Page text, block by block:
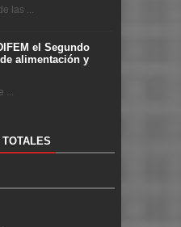
las ...
el Segundo
alimentación y
...